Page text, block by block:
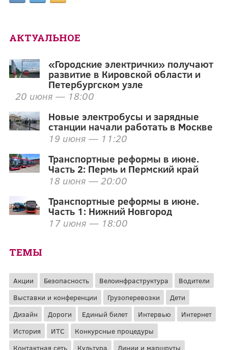
АКТУАЛЬНОЕ
«Городские электрички» получают
развитие в Кировской области и
Петербургском узле
20 июня — 18:00
Новые электробусы и зарядные
станции начали работать в Москве
19 июня — 11:20
Транспортные реформы в июне.
Часть 2: Пермь и Пермский край
18 июня — 20:00
Транспортные реформы в июне.
Часть 1: Нижний Новгород
17 июня — 18:00
ТЕМЫ
Акции Безопасность Велоинфраструктура
Водители
Выставки и конференции
Грузоперевозки
Дети
Дизайн
Дороги Единый билет Интервью
Интернет
История
ИТС
Конкурсные процедуры
Контактная сеть
Культура Линии и маршруты